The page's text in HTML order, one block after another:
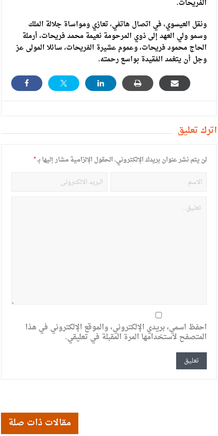
الفريحات.
ونقل العيسوي، في اتصال هاتفي، تعازي ومواساة جلالة الملك
وسمو ولي العهد إلى ذوي المرحومة نعيمة محمد فريحات، أرملة
الحاج محمود فريحات، وعموم عشيرة الفريحات، سائلا المولى عز
وجل أن يتغمد الفقيدة بواسع رحمته.
أترك تعليق
لن يتم نشر عنوان بريدك الإلكتروني.الحقول الإلزامية مشار إليها بـ*
احفظ اسمي، بريدي الإلكتروني، والموقع الإلكتروني في هذا
المتصفح لاستخدامها المرة المقبلة في تعليقي.
مقالات ذات صلة